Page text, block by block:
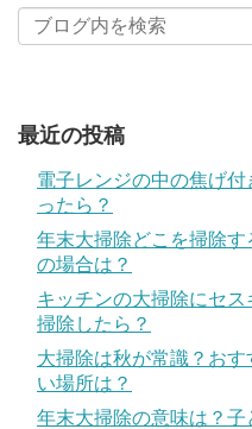
最近の投稿
電子レンジの中の焦げ
ったら？
年末大掃除どこを掃除
の場合は？
キッチンの大掃除にセ
掃除したら？
大掃除は秋が常識？お
い場所は？
年末大掃除の意味は？